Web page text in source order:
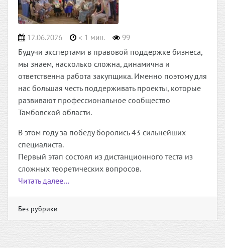
12.06.2026 < 1 мин. 99
Будучи экспертами в правовой поддержке бизнеса,
мы знаем, насколько сложна, динамична и
ответственна работа закупщика. Именно поэтому для
нас большая честь поддерживать проекты, которые
развивают профессиональное сообщество
Тамбовской области.
В этом году за победу боролись 43 сильнейших
специалиста.
Первый этап состоял из дистанционного теста из
сложных теоретических вопросов.
Читать далее…
Без рубрики